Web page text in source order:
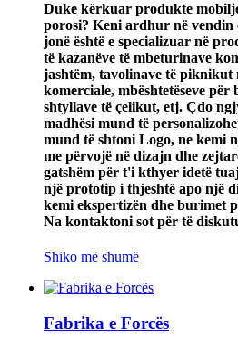
Duke kërkuar produkte
porosi? Keni ardhur në
jonë është e specializuar në
të kazanëve të mbeturinave
jashtëm, tavolinave të piknikut
komerciale, mbështetëseve
shtyllave të çelikut, etj. Çdo
madhësi mund të
mund të shtoni Logo, ne kemi
me përvojë në dizajn dhe
gatshëm për t'i kthyer idetë
një prototip i thjeshtë apo një
kemi ekspertizën dhe burimet
Na kontaktoni sot për të
Shiko më shumë
Fabrika e Forcës